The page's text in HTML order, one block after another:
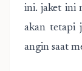
ini. jaket ini
akan tetapi
angin saat